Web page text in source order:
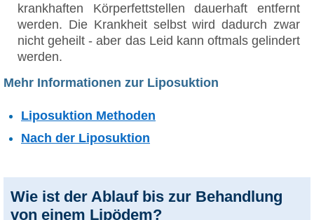
krankhaften Körperfettstellen dauerhaft entfernt
werden. Die Krankheit selbst wird dadurch zwar
nicht geheilt - aber das Leid kann oftmals gelindert
werden.
Mehr Informationen zur Liposuktion
Liposuktion Methoden
Nach der Liposuktion
Wie ist der Ablauf bis zur Behandlung
von einem Lipödem?